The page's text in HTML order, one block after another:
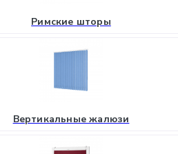
Римские шторы
Вертикальные жалюзи